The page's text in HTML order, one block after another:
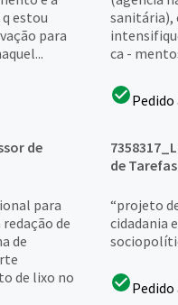
estou
para
sanitária),
ca -
de
para
de
de
de lixo no
de Tarefas
“projeto
cidadania